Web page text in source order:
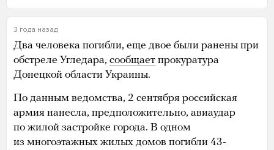
3 года назад
Два человека погибли, еще двое были ранены при
обстреле Угледара, сообщает прокуратура
Донецкой области Украины.
По данным ведомства, 2 сентября российская
армия нанесла, предположительно, авиаудар
по жилой застройке города. В одном
из многоэтажных жилых домов погибли 43-